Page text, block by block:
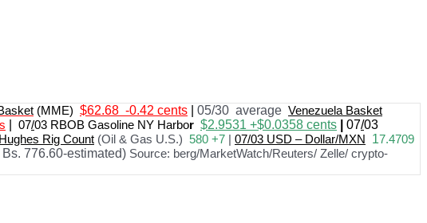
(MME) $62.68 -0.42 cents 05/30 average Venezuela Basket
07/03 RBOB Gasoline NY Harbor $2.9531 +$0.0358 cents 07/03
Rig Count (Oil & Gas U.S.) 580 +7 | 07/03 USD – Dollar/MXN 17.4709
776.60-estimated) Source: berg/MarketWatch/Reuters/ Zelle/ crypto-